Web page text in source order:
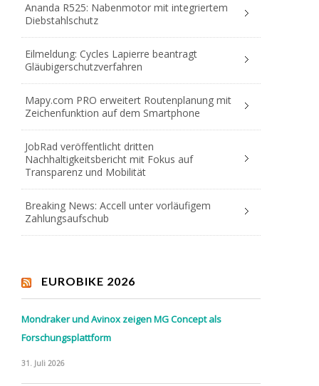
Ananda R525: Nabenmotor mit integriertem
Diebstahlschutz
Eilmeldung: Cycles Lapierre beantragt
Gläubigerschutzverfahren
Mapy.com PRO erweitert Routenplanung mit
Zeichenfunktion auf dem Smartphone
JobRad veröffentlicht dritten
Nachhaltigkeitsbericht mit Fokus auf
Transparenz und Mobilität
Breaking News: Accell unter vorläufigem
Zahlungsaufschub
EUROBIKE 2026
Mondraker und Avinox zeigen MG Concept als
Forschungsplattform
31. Juli 2026